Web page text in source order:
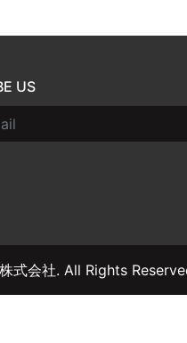
US
会社. All Rights